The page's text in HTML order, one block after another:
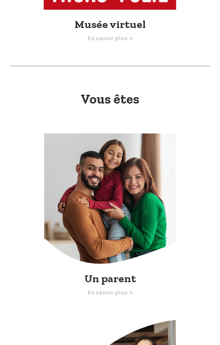
Musée virtuel
En savoir plus +
Vous êtes
Un parent
En savoir plus +